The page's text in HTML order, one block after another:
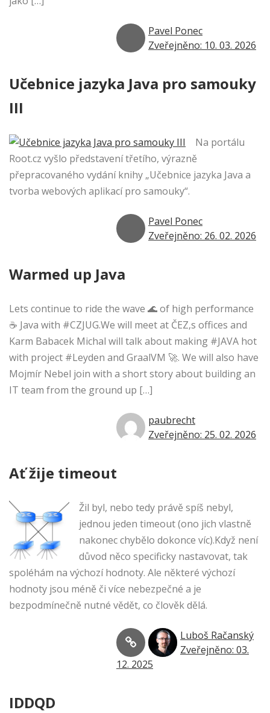
Pavel Ponec
Zveřejněno: 10. 03. 2026
Učebnice jazyka Java pro samouky
III
Na portálu
Root.cz vyšlo představení třetího, výrazně
přepracovaného vydání knihy „Učebnice jazyka Java a
tvorba webových aplikací pro samouky“.
Pavel Ponec
Zveřejněno: 26. 02. 2026
Warmed up Java
Lets continue to ride the wave 🌊 of high performance
☕ Java with #CZJUG.We will meet at ČEZ‚s offices and
Karm Babacek Michal will talk about making #JAVA hot
with project #Leyden and GraalVM 🚀. We will also have
Mojmír Nebel join with a short story about building an
IT team from the ground up […]
paubrecht
Zveřejněno: 25. 02. 2026
Ať žije timeout
Žil byl, nebo tedy právě spíš nebyl,
jednou jeden timeout (ono jich vlastně
nakonec chybělo dokonce víc).Když není
důvod něco specificky nastavovat, tak
spoléhám na výchozí hodnoty. Ale některé výchozí
hodnoty jsou méně či více nebezpečné a je
bezpodmínečně nutné vědět, co člověk dělá.
Luboš Račanský
Zveřejněno: 03.
12. 2025
IDDQD